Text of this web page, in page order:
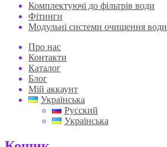
Комплектуючі до фільтрів води
Фітинги
Модульні системи очищення води
Про нас
Контакти
Каталог
Блог
Мій аккаунт
Українська
Русский
Українська